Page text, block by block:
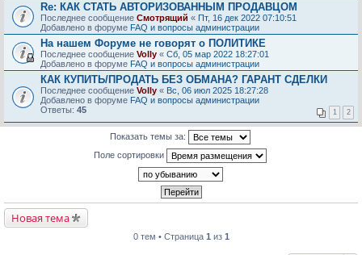
Re: КАК СТАТЬ АВТОРИЗОВАННЫМ ПРОДАВЦОМ
Последнее сообщение Смотрящий « Пт, 16 дек 2022 07:10:51
Добавлено в форуме FAQ и вопросы администрации
На нашем Форуме не говорят о ПОЛИТИКЕ
Последнее сообщение Volly « Сб, 05 мар 2022 18:27:01
Добавлено в форуме FAQ и вопросы администрации
КАК КУПИТЬ/ПРОДАТЬ БЕЗ ОБМАНА? ГАРАНТ СДЕЛКИ
Последнее сообщение Volly « Вс, 06 июл 2025 18:27:28
Добавлено в форуме FAQ и вопросы администрации
Ответы: 45 1 2
Показать темы за:
Поле сортировки
Новая тема
0 тем • Страница 1 из 1